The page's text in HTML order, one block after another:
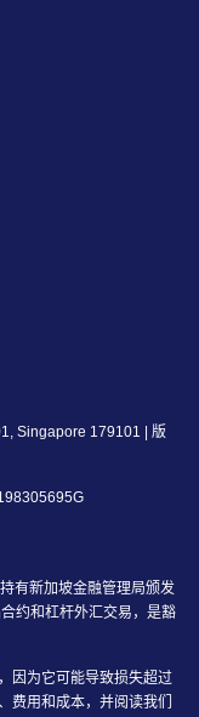
Singapore 179101 | 版
有新加坡金融管理局颁发
约和杠杆外汇交易，是豁
因为它可能导致损失超过
费用和成本，并阅读我们